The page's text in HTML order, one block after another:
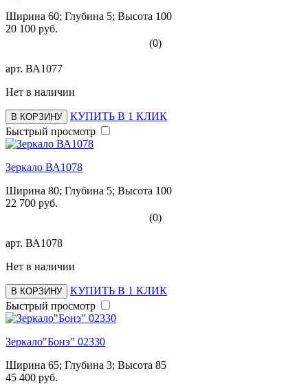
Ширина 60; Глубина 5; Высота 100
20 100 руб.
(0)
арт. ВА1077
Нет в наличии
В КОРЗИНУ
КУПИТЬ В 1 КЛИК
Быстрый просмотр
Зеркало ВА1078
Ширина 80; Глубина 5; Высота 100
22 700 руб.
(0)
арт. ВА1078
Нет в наличии
В КОРЗИНУ
КУПИТЬ В 1 КЛИК
Быстрый просмотр
Зеркало"Бонэ" 02330
Ширина 65; Глубина 3; Высота 85
45 400 руб.